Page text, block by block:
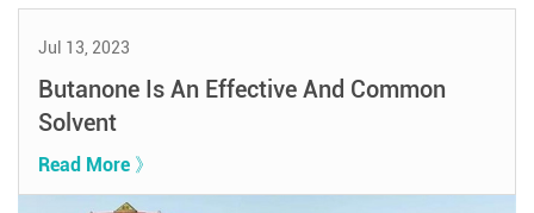
Jul 13, 2023
Butanone Is An Effective And Common
Solvent
Read More 》